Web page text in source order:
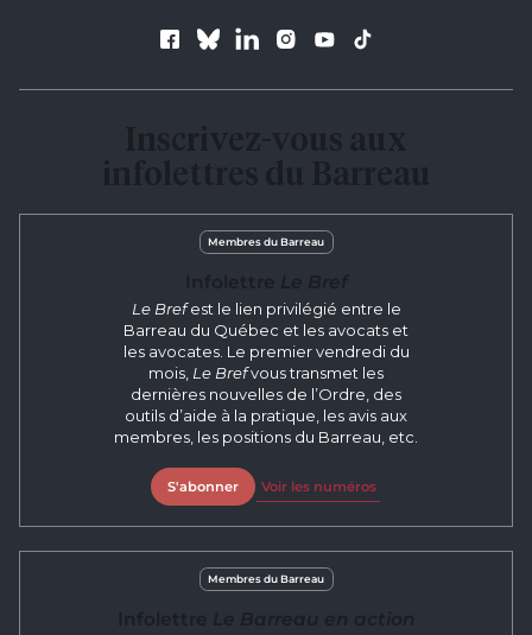
Suivez le Barreau
Membres du Barreau
Le Brefest le lien privilégié entre le
Barreau du Québec et les avocats et
les avocates. Le premier vendredi du
mois, Le Brefvous transmet les
dernières nouvelles de l’Ordre, des
outils d’aide à la pratique, les avis aux
membres, les positions du Barreau, etc.
S'abonner Voir les numéros
Membres du Barreau